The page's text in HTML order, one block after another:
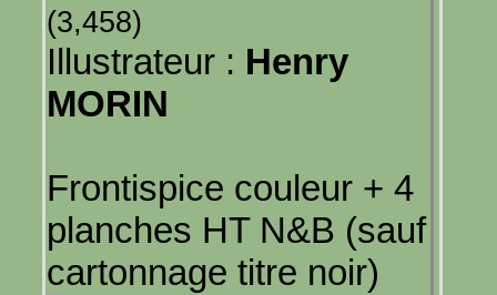
(3,458)
Illustrateur : Henry
MORIN
Frontispice couleur + 4
planches HT N&B (sauf
cartonnage titre noir)